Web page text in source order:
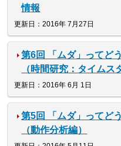
情報
更新日：2016年 7月27日
第6回 「ムダ」ってど
（時間研究：タイムス
更新日：2016年 6月 1日
第5回 「ムダ」ってど
（動作分析編）